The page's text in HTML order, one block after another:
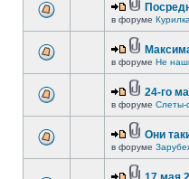
в форуме Курилка
в форуме Не
24-го
в форуме Слеты-
Они
в форуме